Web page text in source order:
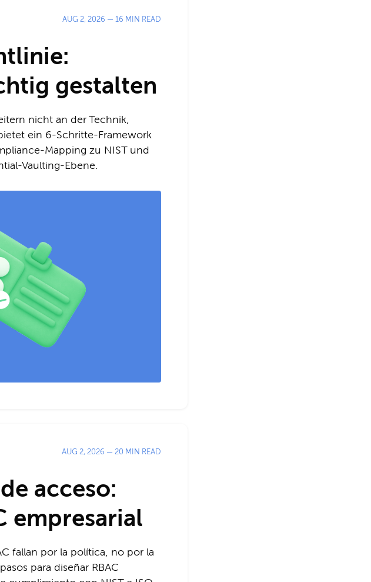
AUG 2, 2026 — 16 MIN READ
gestalten
nicht an der Technik,
ein 6-Schritte-Framework
Mapping zu NIST und
Vaulting-Ebene.
AUG 2, 2026 — 20 MIN READ
acceso:
empresarial
fallan por la política, no por la
para diseñar RBAC